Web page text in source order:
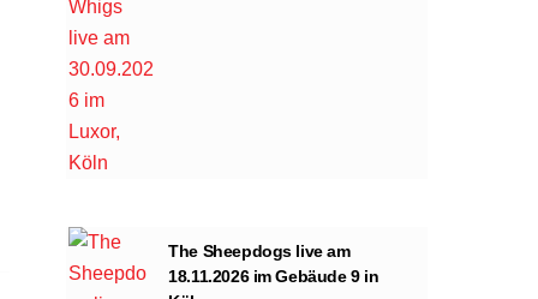
The Sheepdogs live am
18.11.2026 im Gebäude 9 in